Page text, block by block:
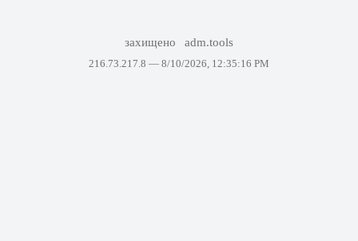
захищено adm.tools
216.73.217.8 — 8/10/2026, 12:35:16 PM